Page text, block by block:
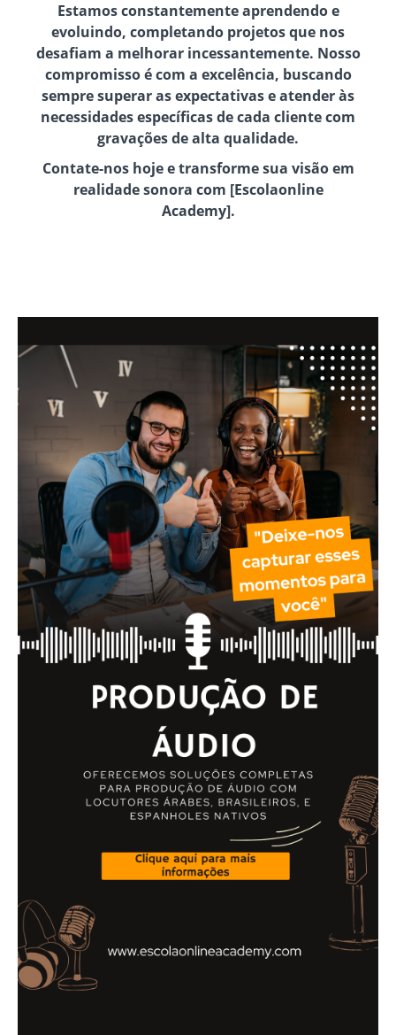
Estamos constantemente aprendendo e
evoluindo, completando projetos que nos
desafiam a melhorar incessantemente. Nosso
compromisso é com a excelência, buscando
sempre superar as expectativas e atender às
necessidades específicas de cada cliente com
gravações de alta qualidade.
Contate-nos hoje e transforme sua visão em
realidade sonora com [Escolaonline
Academy].